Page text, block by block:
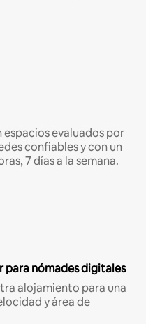
evaluados por
confiables y con un
7 días a la semana.
para nómades digitales
alojamiento para una
y área de